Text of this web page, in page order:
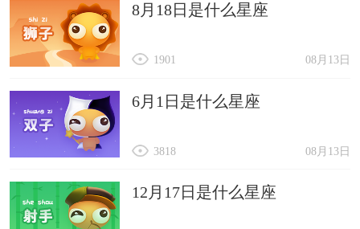
8月18日是什么星座
08月13日
1901
6月1日是什么星座
08月13日
3818
12月17日是什么星座